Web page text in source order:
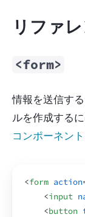
リファ
<form>
情報を送信す
ルを作成するに
コンポーネント
<form action
<input
<button